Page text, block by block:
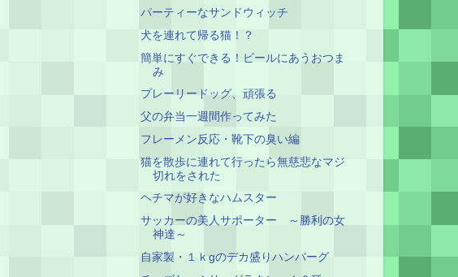
パーティーなサンドウィッチ
犬を連れて帰る猫！？
簡単にすぐできる！ビールにあうおつま
み
プレーリードッグ、頑張る
父の弁当一週間作ってみた
フレーメン反応・靴下の臭い編
猫を散歩に連れて行ったら無慈悲なマジ
切れをされた
ヘチマが好きなハムスター
サッカーの美人サポーター ～勝利の女
神達～
自家製・１ｋgのデカ盛りハンバーグ